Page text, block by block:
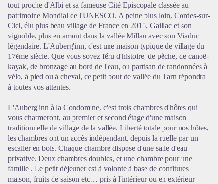
Voir l'image en plein écran
tout proche d'Albi et sa fameuse Cité Episcopale classée au
patrimoine Mondial de l'UNESCO. A peine plus loin, Cordes-sur-
Ciel, élu plus beau village de France en 2015, Gaillac et son
vignoble, plus en amont dans la vallée Millau avec son Viaduc
légendaire. L'Auberg'inn, c'est une maison typique de village du
17éme siècle. Que vous soyez féru d'histoire, de pêche, de canoë-
kayak, de bronzage au bord de l'eau, ou partisan de randonnées à
vélo, à pied ou à cheval, ce petit bout de vallée du Tarn répondra
à toutes vos attentes.
L'Auberg'inn à la Condomine, c'est trois chambres d'hôtes qui
vous charmeront, au premier et second étage d'une maison
traditionnelle de village de la vallée. Liberté totale pour nos hôtes,
les chambres ont un accès indépendant, depuis la ruelle par un
escalier en bois. Chaque chambre dispose d'une salle d'eau
privative. Deux chambres doubles, et une chambre pour une
famille . Le petit déjeuner est à volonté à base de confitures
maison, fruits de saison etc… pris à l'intérieur ou en extérieur